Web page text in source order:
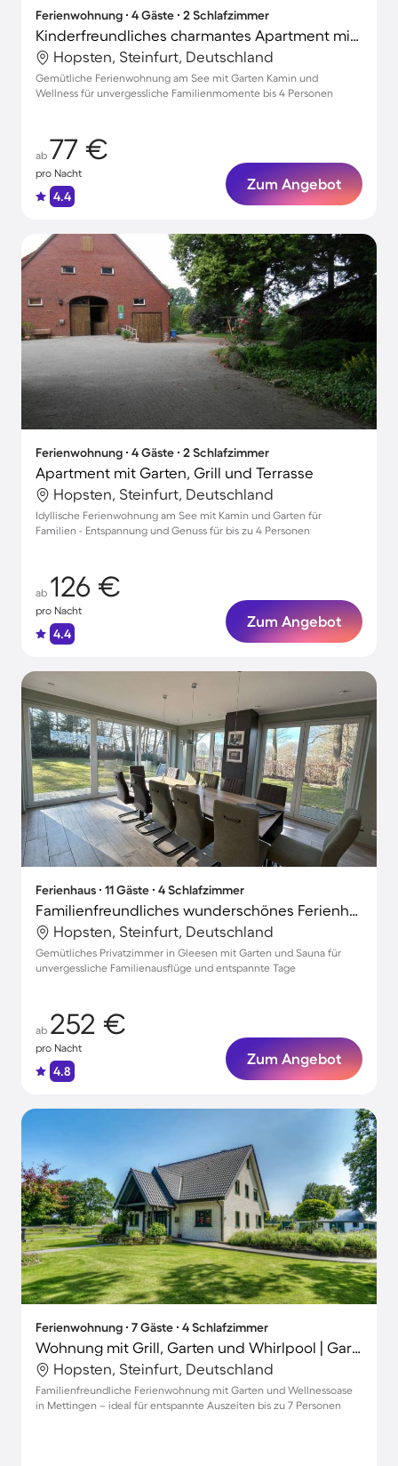
Ferienwohnung ∙ 4 Gäste ∙ 2 Schlafzimmer
Kinderfreundliches charmantes Apartment mit Terrasse, Garten und Grill | Gartenblick
Hopsten, Steinfurt, Deutschland
Gemütliche Ferienwohnung am See mit Garten Kamin und
Wellness für unvergessliche Familienmomente bis 4 Personen
ab 77 €
pro Nacht
4.4
Zum Angebot
Ferienwohnung ∙ 4 Gäste ∙ 2 Schlafzimmer
Apartment mit Garten, Grill und Terrasse
Hopsten, Steinfurt, Deutschland
Idyllische Ferienwohnung am See mit Kamin und Garten für
Familien - Entspannung und Genuss für bis zu 4 Personen
ab 126 €
pro Nacht
4.4
Zum Angebot
Ferienhaus ∙ 11 Gäste ∙ 4 Schlafzimmer
Familienfreundliches wunderschönes Ferienhaus mit Garten, Terrasse und Sauna | Panoramablick | Haustiere sind willkommen
Hopsten, Steinfurt, Deutschland
Gemütliches Privatzimmer in Gleesen mit Garten und Sauna für
unvergessliche Familienausflüge und entspannte Tage
ab 252 €
pro Nacht
4.8
Zum Angebot
Ferienwohnung ∙ 7 Gäste ∙ 4 Schlafzimmer
Wohnung mit Grill, Garten und Whirlpool | Gartenblick | Ideal für Homeoffice
Hopsten, Steinfurt, Deutschland
Familienfreundliche Ferienwohnung mit Garten und Wellnessoase
in Mettingen – ideal für entspannte Auszeiten bis zu 7 Personen